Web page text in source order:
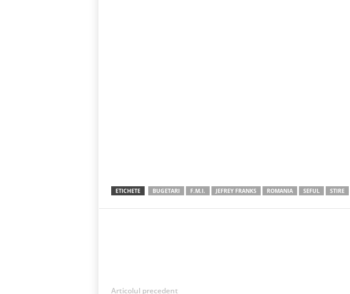
ETICHETE BUGETARI F.M.I. JEFREY FRANKS ROMANIA SEFUL STIRE
Articolul precedent